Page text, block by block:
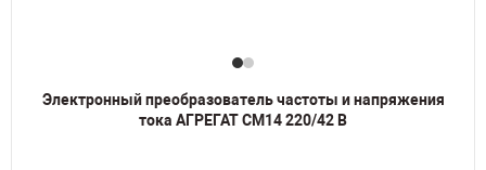
Электронный преобразователь частоты и напряжения
тока АГРЕГАТ СМ14 220/42 В